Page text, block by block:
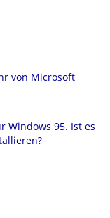
von Microsoft
Windows 95. Ist es